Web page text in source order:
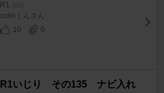
R1 [RJ]
colinくんさん
10
0
R1いじり その135 ナビ入れ